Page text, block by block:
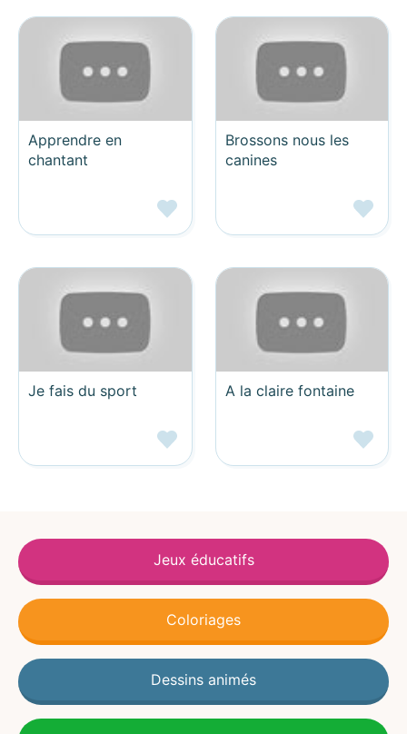
Apprendre en
chantant
Brossons nous les
canines
Je fais du sport A la claire fontaine
Jeux éducatifs
Coloriages
Dessins animés